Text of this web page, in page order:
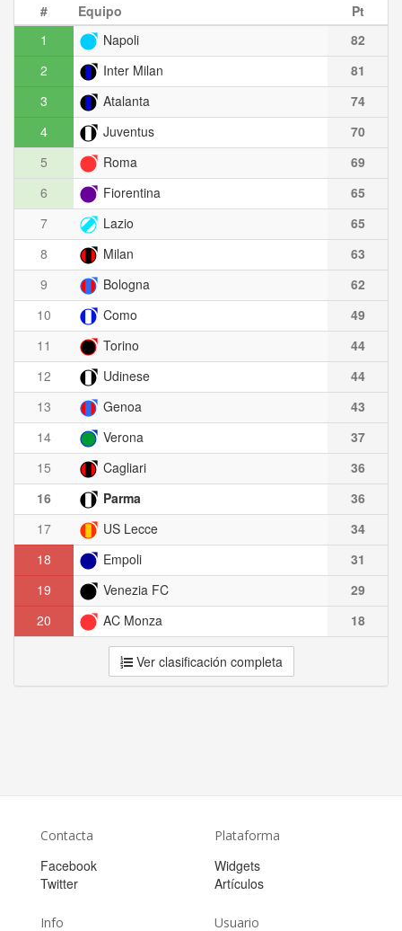
#
Equipo
Pt
1
Napoli
82
2
Inter Milan
81
3
Atalanta
74
4
Juventus
70
5
Roma
69
6
Fiorentina
65
7
Lazio
65
8
Milan
63
9
Bologna
62
10
Como
49
11
Torino
44
12
Udinese
44
13
Genoa
43
14
Verona
37
15
Cagliari
36
16
Parma
36
17
US Lecce
34
18
Empoli
31
19
Venezia FC
29
20
AC Monza 18
Ver clasificación completa
Contacta
Facebook
Twitter
Plataforma
Widgets
Artículos
Info Usuario